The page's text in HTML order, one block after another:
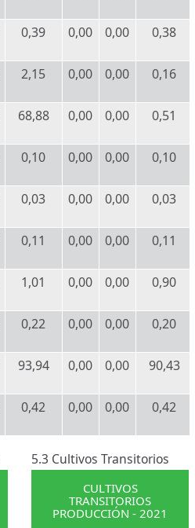
0,39 0,00 0,00 0,38
2,15 0,00 0,00 0,16
68,88 0,00 0,00 0,51
0,10 0,00 0,00 0,10
0,03 0,00 0,00 0,03
0,11 0,00 0,00 0,11
1,01 0,00 0,00 0,90
0,22 0,00 0,00 0,20
93,94 0,00 0,00 90,43
0,42 0,00 0,00 0,42
5.3 Cultivos Transitorios
CULTIVOS
TRANSITORIOS
PRODUCCIÓN - 2021